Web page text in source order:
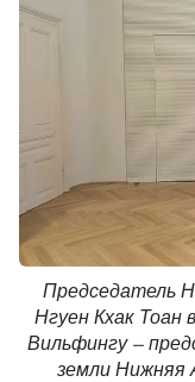
Председатель
Нгуен Кхак Тоан
Вильфингу —
земли Нижняя